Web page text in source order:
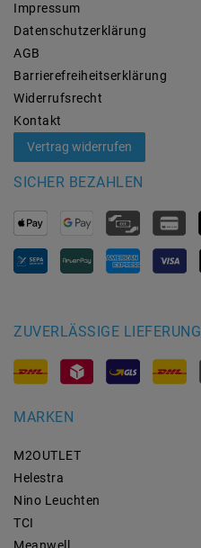
Impressum
Daten­schutz­erklärung
AGB
Barrierefreiheitserklärung
Widerrufs­recht
Kontakt
Vertrag widerrufen
SICHER BEZAHLEN
ZUVERLÄSSIGE LIEFERUNG
MARKEN
M2OUTLET
Helestra
Nino Leuchten
TCI